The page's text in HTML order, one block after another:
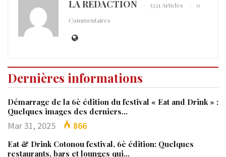
LA REDACTION 5321 Articles
0
Commentaires
Dernières informations
Démarrage de la 6è édition du festival « Eat and Drink » :
Quelques images des derniers…
Mar 31, 2025 866
Eat & Drink Cotonou festival, 6è édition: Quelques
restaurants, bars et lounges qui…